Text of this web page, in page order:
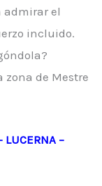
admirar el
incluido.
de Mestre
LUCERNA –